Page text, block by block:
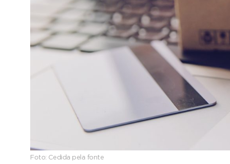
Foto: Cedida pela fonte